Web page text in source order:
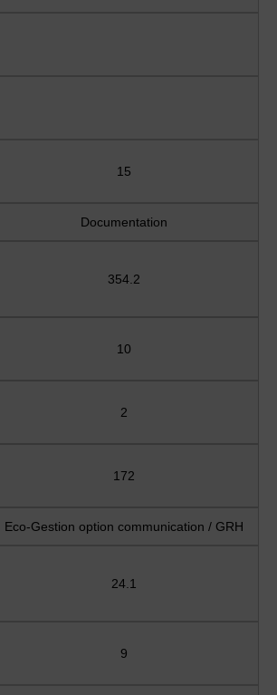
15
Documentation
354.2
10
2
172
Eco-Gestion option communication / GRH
24.1
9